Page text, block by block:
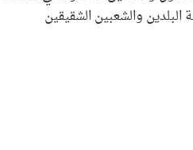
والشعبين الشقيقين